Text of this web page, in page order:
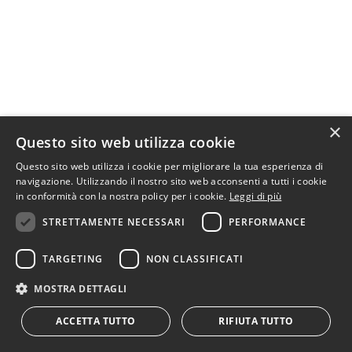
Big Sur s.c.r.l. • via G.A. Coppola, 3 • 73100 Lecce
+39 0832.346903
• pec: bigsur@pec.bigsur.it• P.I. 03266210750
•Contattaci• Privacy
×
Questo sito web utilizza cookie
Questo sito web utilizza i cookie per migliorare la tua esperienza di
navigazione. Utilizzando il nostro sito web acconsenti a tutti i cookie
in conformità con la nostra policy per i cookie. Leggi di più
STRETTAMENTE NECESSARI
PERFORMANCE
TARGETING NON CLASSIFICATI
MOSTRA DETTAGLI
ACCETTA TUTTO RIFIUTA TUTTO